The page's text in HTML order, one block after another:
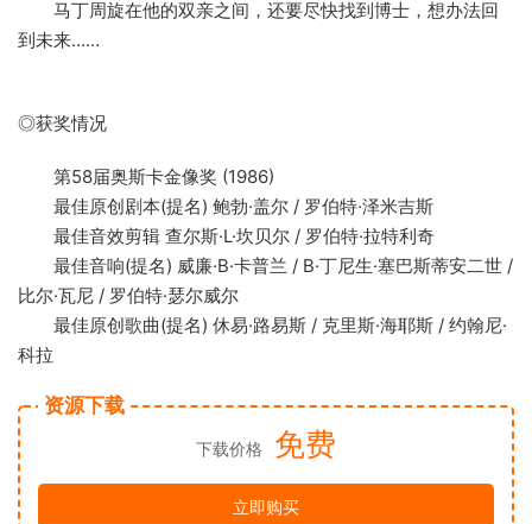
马丁周旋在他的双亲之间，还要尽快找到博士，想办法回
到未来……
◎获奖情况
第58届奥斯卡金像奖 (1986)
最佳原创剧本(提名) 鲍勃·盖尔 / 罗伯特·泽米吉斯
最佳音效剪辑 查尔斯·L·坎贝尔 / 罗伯特·拉特利奇
最佳音响(提名) 威廉·B·卡普兰 / B·丁尼生·塞巴斯蒂安二世 /
比尔·瓦尼 / 罗伯特·瑟尔威尔
最佳原创歌曲(提名) 休易·路易斯 / 克里斯·海耶斯 / 约翰尼·
科拉
资源下载
下载价格 免费
立即购买